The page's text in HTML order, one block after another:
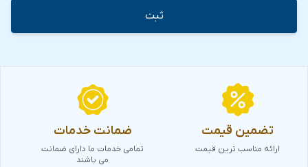
تضمین قیمت
ارائه مناسب ترین قیمت
ضمانت خدمات
تمامی خدمات ما دارای ضمانت
می باشند